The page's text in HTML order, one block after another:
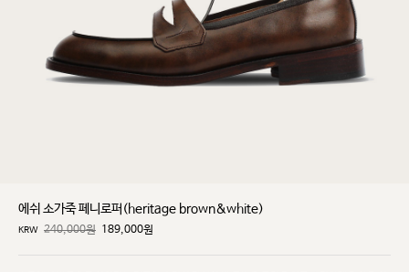
에쉬 소가죽 페니로퍼(heritage brown&white)
KRW 240,000원 189,000원